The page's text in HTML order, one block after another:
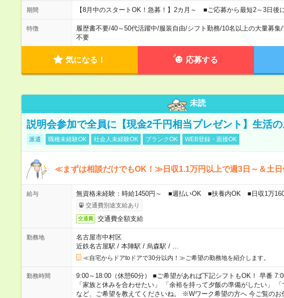
期間 【8月中のスタートOK！急募！】2カ月～ ■ご応募から最短2～3日後
特徴 履歴書不要/40～50代活躍中/服装自由/シフト勤務/10名以上の大量募集/
不要
気になる！ 応募する
未読
説明会参加で全員に【現金2千円相当プレゼント】生活
派遣 職種未経験OK 社会人未経験OK ブランクOK WEB登録・面接OK
≪まずは相談だけでもOK！≫日収1.1万円以上で週3日～＆土日
給与 無資格未経験：時給1450円～ ■週払いOK ■扶養内OK ■日収1万
交通費別途支給あり
交通費 交通費全額支給
勤務地
名古屋市中村区
近鉄名古屋駅 / 本陣駅 / 烏森駅 /
≪自宅からドアtoドアで30分以内！≫ご希望の勤務地を紹介します。
勤務時間
9:00～18:00（休憩60分） ■ご希望があれば下記シフトもOK！ 早番
「家族と休みを合わせたい」 「余裕を持って夕飯の準備がしたい」 「
など、ご希望を教えてくださいね。 ※Wワーク希望の方へ 今ご覧のお